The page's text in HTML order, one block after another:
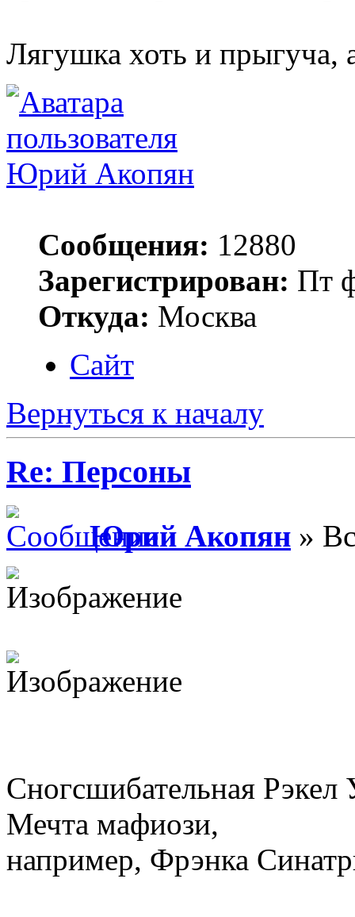
Лягушка хоть и прыгуча,
Юрий Акопян
Сообщения: 12880
Зарегистрирован: Пт
Откуда: Москва
Сайт
Вернуться к началу
Re: Персоны
Юрий Акопян »
Сногсшибательная Рэкел
Мечта мафиози,
например, Фрэнка